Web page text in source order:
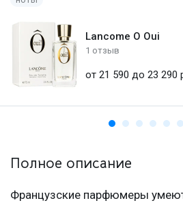
Lancome O Oui
1 отзыв
от 21 590 до 23 290
Полное описание
Французские парфюмеры